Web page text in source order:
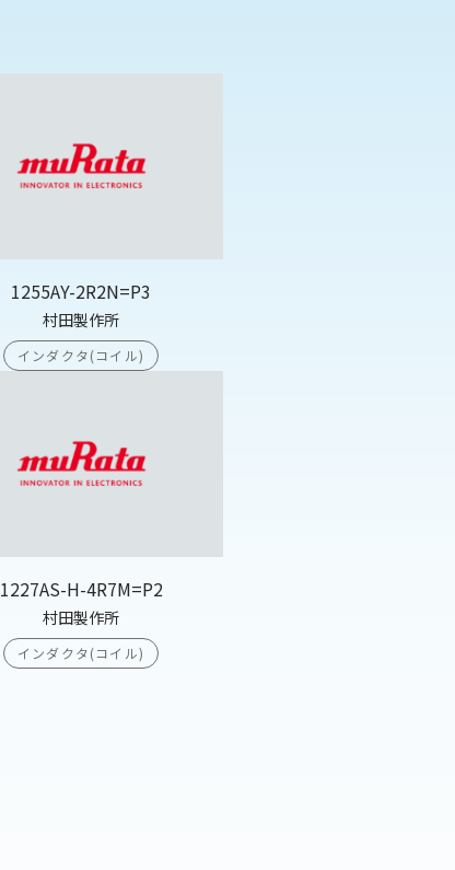
1255AY-2R2N=P3
村田製作所
インダクタ(コイル)
1227AS-H-4R7M=P2
村田製作所
インダクタ(コイル)